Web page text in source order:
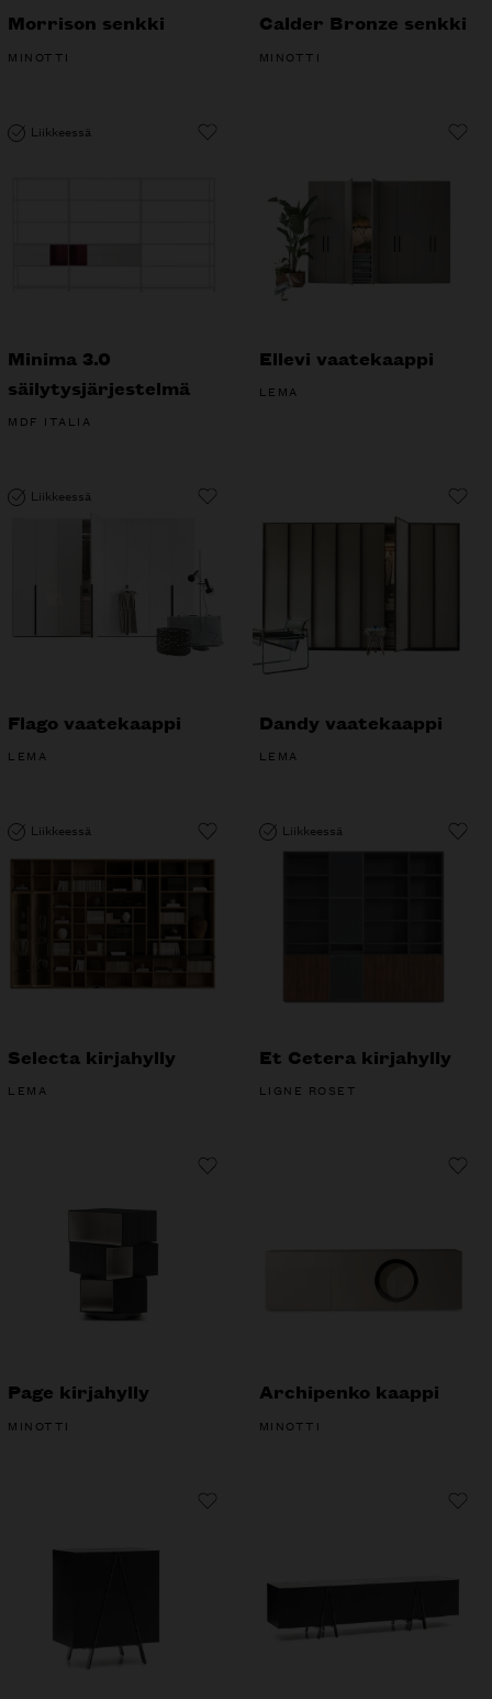
Morrison senkki
MINOTTI
Calder Bronze senkki
MINOTTI
Liikkeessä
Minima 3.0
säilytysjärjestelmä
MDF ITALIA
Ellevi vaatekaappi
LEMA
Liikkeessä
Flago vaatekaappi
LEMA
Dandy vaatekaappi
LEMA
Liikkeessä
Selecta kirjahylly
LEMA
Liikkeessä
Et Cetera kirjahylly
LIGNE ROSET
Page kirjahylly
MINOTTI
Archipenko kaappi
MINOTTI